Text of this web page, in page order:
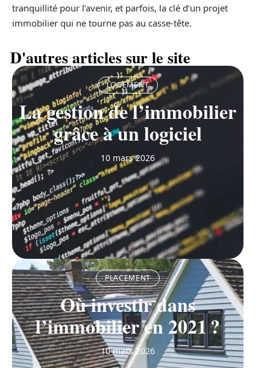
tranquillité pour l’avenir, et parfois, la clé d’un projet
immobilier qui ne tourne pas au casse-tête.
D'autres articles sur le site
LOGEMENT
La gestion de l’immobilier
grâce à un logiciel
10 mars 2026
PLACEMENT
Où investir dans
l’immobilier en 2021 ?
10 mars 2026